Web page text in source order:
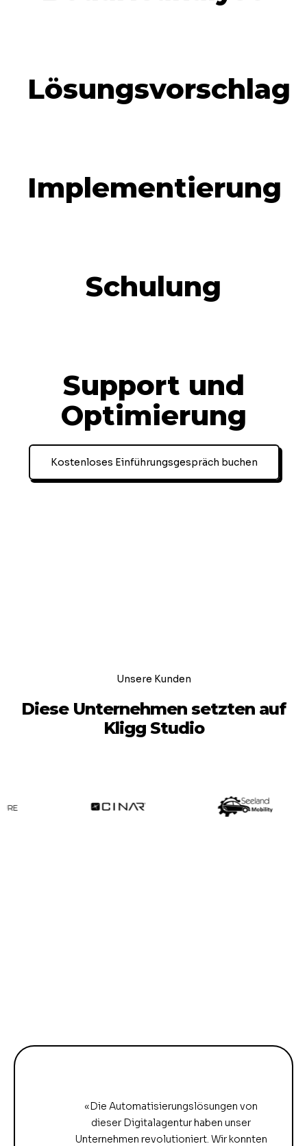
Lösungsvorschlag
Implementierung
Schulung
Support und
Optimierung
Kostenloses Einführungsgespräch buchen
Unsere Kunden
Diese Unternehmen setzten auf
Kligg Studio
«Die Automatisierungslösungen von
dieser Digitalagentur haben unser
Unternehmen revolutioniert. Wir konnten